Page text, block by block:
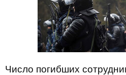
Число погибших